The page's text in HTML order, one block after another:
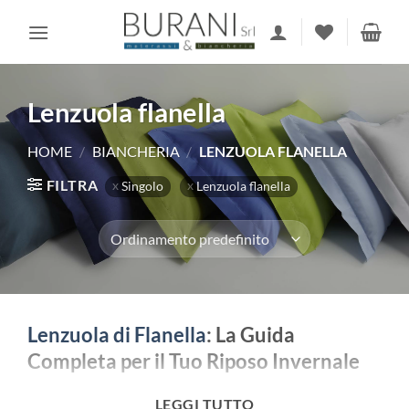
Lenzuola flanella
HOME / BIANCHERIA / LENZUOLA FLANELLA
FILTRA
Singolo Lenzuola flanella
Lenzuola di Flanella: La Guida
Completa per il Tuo Riposo Invernale
LEGGI TUTTO